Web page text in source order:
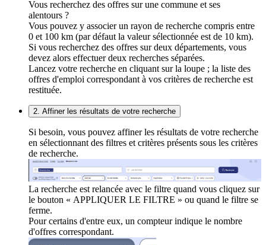
Vous recherchez des offres sur une commune et ses
alentours ?
Vous pouvez y associer un rayon de recherche compris entre
0 et 100 km (par défaut la valeur sélectionnée est de 10 km).
Si vous recherchez des offres sur deux départements, vous
devez alors effectuer deux recherches séparées.
Lancez votre recherche en cliquant sur la loupe ; la liste des
offres d'emploi correspondant à vos critères de recherche est
restituée.
2. Affiner les résultats de votre recherche
Si besoin, vous pouvez affiner les résultats de votre recherche
en sélectionnant des filtres et critères présents sous les critères
de recherche.
La recherche est relancée avec le filtre quand vous cliquez sur
le bouton « APPLIQUER LE FILTRE » ou quand le filtre se
ferme.
Pour certains d'entre eux, un compteur indique le nombre
d'offres correspondant.